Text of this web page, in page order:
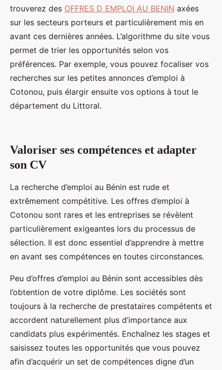
trouverez des OFFRES D EMPLOI AU BENIN axées
sur les secteurs porteurs et particulièrement mis en
avant ces dernières années. L’algorithme du site vous
permet de trier les opportunités selon vos
préférences. Par exemple, vous pouvez focaliser vos
recherches sur les petites annonces d’emploi à
Cotonou, puis élargir ensuite vos options à tout le
département du Littoral.
Valoriser ses compétences et adapter
son CV
La recherche d’emploi au Bénin est rude et
extrêmement compétitive. Les offres d’emploi à
Cotonou sont rares et les entreprises se révèlent
particulièrement exigeantes lors du processus de
sélection. Il est donc essentiel d’apprendre à mettre
en avant ses compétences en toutes circonstances.
Peu d’offres d’emploi au Bénin sont accessibles dès
l’obtention de votre diplôme. Les sociétés sont
toujours à la recherche de prestataires compétents et
accordent naturellement plus d’importance aux
candidats plus expérimentés. Enchaînez les stages et
saisissez toutes les opportunités que vous pouvez
afin d’acquérir un set de compétences digne d’un